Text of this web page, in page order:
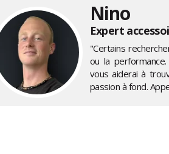
Nino
Expert
"Certains
ou la
vous aiderai à
passion à fond.